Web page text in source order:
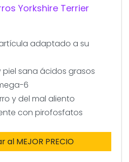
Yorkshire Terrier
adaptado a su
piel sana ácidos grasos
6
y del mal aliento
con pirofosfatos
al MEJOR PRECIO